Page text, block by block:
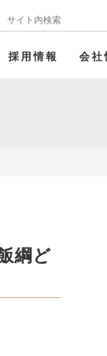
採用情報 会社
綱ど